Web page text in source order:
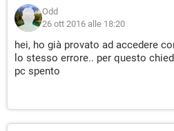
Odd
26 ott 2016 alle 18:20
hei, ho già provato ad accedere
lo stesso errore.. per questo
pc spento